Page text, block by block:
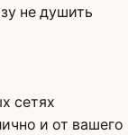
не душить
сетях
и от вашего